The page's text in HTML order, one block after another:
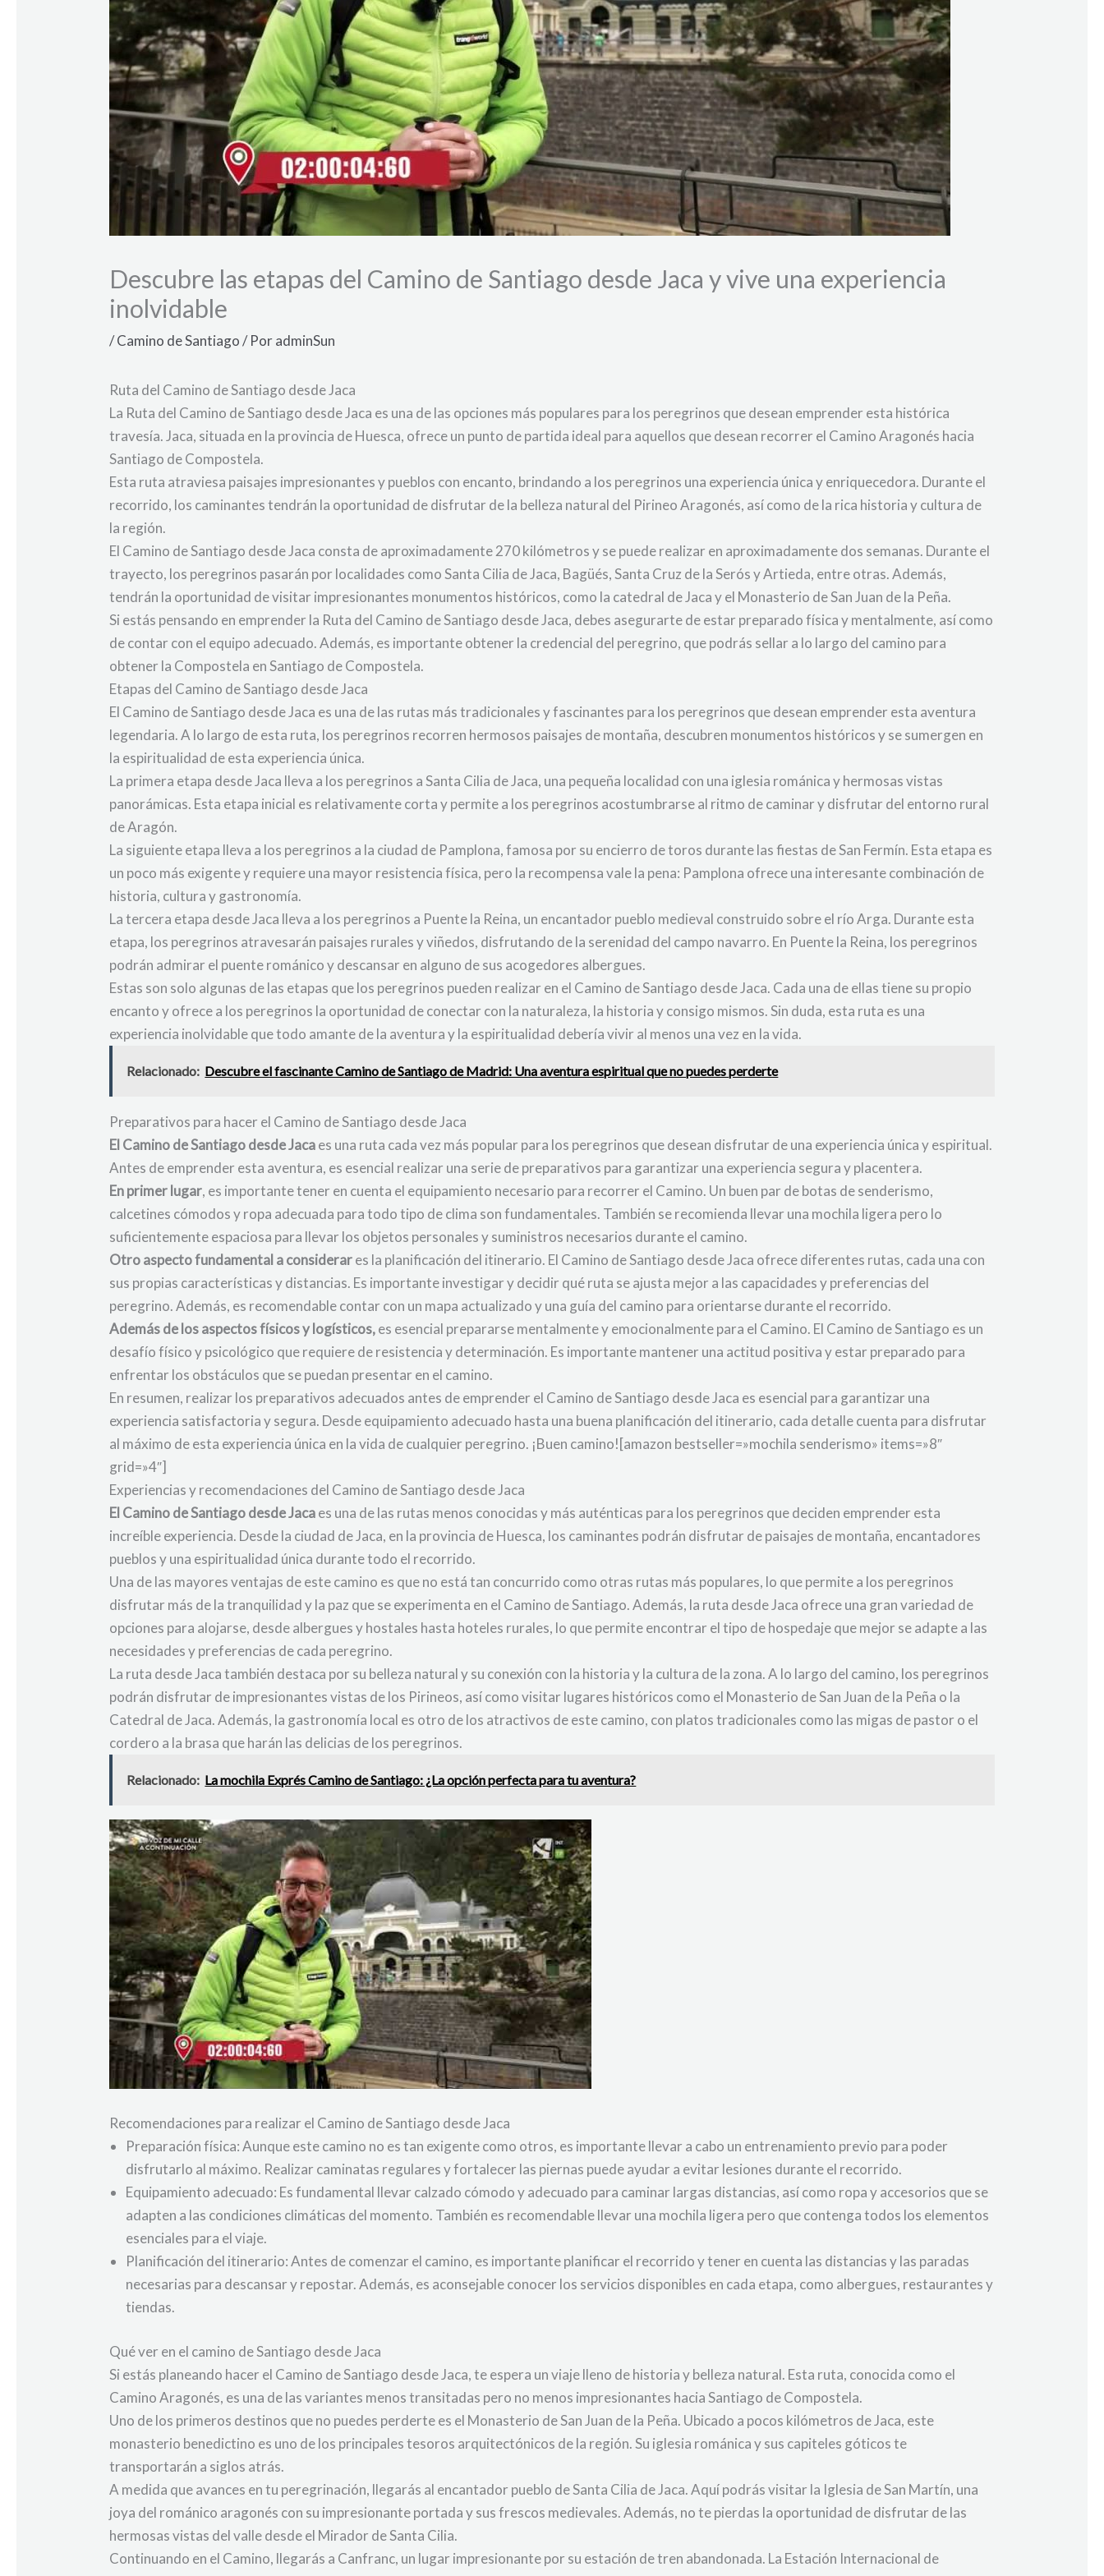
Descubre las etapas del Camino de Santiago desde Jaca y vive una experiencia
inolvidable
/Camino de Santiago/ PoradminSun
Ruta del Camino de Santiago desde Jaca
La Ruta del Camino de Santiago desde Jaca es una de las opciones más populares para los peregrinos que desean emprender esta histórica
travesía. Jaca, situada en la provincia de Huesca, ofrece un punto de partida ideal para aquellos que desean recorrer el Camino Aragonés hacia
Santiago de Compostela.
Esta ruta atraviesa paisajes impresionantes y pueblos con encanto, brindando a los peregrinos una experiencia única y enriquecedora. Durante el
recorrido, los caminantes tendrán la oportunidad de disfrutar de la belleza natural del Pirineo Aragonés, así como de la rica historia y cultura de
la región.
El Camino de Santiago desde Jaca consta de aproximadamente 270 kilómetros y se puede realizar en aproximadamente dos semanas. Durante el
trayecto, los peregrinos pasarán por localidades como Santa Cilia de Jaca, Bagüés, Santa Cruz de la Serós y Artieda, entre otras. Además,
tendrán la oportunidad de visitar impresionantes monumentos históricos, como la catedral de Jaca y el Monasterio de San Juan de la Peña.
Si estás pensando en emprender la Ruta del Camino de Santiago desde Jaca, debes asegurarte de estar preparado física y mentalmente, así como
de contar con el equipo adecuado. Además, es importante obtener la credencial del peregrino, que podrás sellar a lo largo del camino para
obtener la Compostela en Santiago de Compostela.
Etapas del Camino de Santiago desde Jaca
El Camino de Santiago desde Jaca es una de las rutas más tradicionales y fascinantes para los peregrinos que desean emprender esta aventura
legendaria. A lo largo de esta ruta, los peregrinos recorren hermosos paisajes de montaña, descubren monumentos históricos y se sumergen en
la espiritualidad de esta experiencia única.
La primera etapa desde Jaca lleva a los peregrinos a Santa Cilia de Jaca, una pequeña localidad con una iglesia románica y hermosas vistas
panorámicas. Esta etapa inicial es relativamente corta y permite a los peregrinos acostumbrarse al ritmo de caminar y disfrutar del entorno rural
de Aragón.
La siguiente etapa lleva a los peregrinos a la ciudad de Pamplona, famosa por su encierro de toros durante las fiestas de San Fermín. Esta etapa es
un poco más exigente y requiere una mayor resistencia física, pero la recompensa vale la pena: Pamplona ofrece una interesante combinación de
historia, cultura y gastronomía.
La tercera etapa desde Jaca lleva a los peregrinos a Puente la Reina, un encantador pueblo medieval construido sobre el río Arga. Durante esta
etapa, los peregrinos atravesarán paisajes rurales y viñedos, disfrutando de la serenidad del campo navarro. En Puente la Reina, los peregrinos
podrán admirar el puente románico y descansar en alguno de sus acogedores albergues.
Estas son solo algunas de las etapas que los peregrinos pueden realizar en el Camino de Santiago desde Jaca. Cada una de ellas tiene su propio
encanto y ofrece a los peregrinos la oportunidad de conectar con la naturaleza, la historia y consigo mismos. Sin duda, esta ruta es una
experiencia inolvidable que todo amante de la aventura y la espiritualidad debería vivir al menos una vez en la vida.
Relacionado: Descubre el fascinante Camino de Santiago de Madrid: Una aventura espiritual que no puedes perderte
Preparativos para hacer el Camino de Santiago desde Jaca
El Camino de Santiago desde Jacaes una ruta cada vez más popular para los peregrinos que desean disfrutar de una experiencia única y espiritual.
Antes de emprender esta aventura, es esencial realizar una serie de preparativos para garantizar una experiencia segura y placentera.
En primer lugar, es importante tener en cuenta el equipamiento necesario para recorrer el Camino. Un buen par de botas de senderismo,
calcetines cómodos y ropa adecuada para todo tipo de clima son fundamentales. También se recomienda llevar una mochila ligera pero lo
suficientemente espaciosa para llevar los objetos personales y suministros necesarios durante el camino.
Otro aspecto fundamental a considerares la planificación del itinerario. El Camino de Santiago desde Jaca ofrece diferentes rutas, cada una con
sus propias características y distancias. Es importante investigar y decidir qué ruta se ajusta mejor a las capacidades y preferencias del
peregrino. Además, es recomendable contar con un mapa actualizado y una guía del camino para orientarse durante el recorrido.
Además de los aspectos físicos y logísticos,es esencial prepararse mentalmente y emocionalmente para el Camino. El Camino de Santiago es un
desafío físico y psicológico que requiere de resistencia y determinación. Es importante mantener una actitud positiva y estar preparado para
enfrentar los obstáculos que se puedan presentar en el camino.
En resumen, realizar los preparativos adecuados antes de emprender el Camino de Santiago desde Jaca es esencial para garantizar una
experiencia satisfactoria y segura. Desde equipamiento adecuado hasta una buena planificación del itinerario, cada detalle cuenta para disfrutar
al máximo de esta experiencia única en la vida de cualquier peregrino. ¡Buen camino![amazon bestseller=»mochila senderismo» items=»8″
grid=»4″]
Experiencias y recomendaciones del Camino de Santiago desde Jaca
El Camino de Santiago desde Jacaes una de las rutas menos conocidas y más auténticas para los peregrinos que deciden emprender esta
increíble experiencia. Desde la ciudad de Jaca, en la provincia de Huesca, los caminantes podrán disfrutar de paisajes de montaña, encantadores
pueblos y una espiritualidad única durante todo el recorrido.
Una de las mayores ventajas de este camino es que no está tan concurrido como otras rutas más populares, lo que permite a los peregrinos
disfrutar más de la tranquilidad y la paz que se experimenta en el Camino de Santiago. Además, la ruta desde Jaca ofrece una gran variedad de
opciones para alojarse, desde albergues y hostales hasta hoteles rurales, lo que permite encontrar el tipo de hospedaje que mejor se adapte a las
necesidades y preferencias de cada peregrino.
La ruta desde Jaca también destaca por su belleza natural y su conexión con la historia y la cultura de la zona. A lo largo del camino, los peregrinos
podrán disfrutar de impresionantes vistas de los Pirineos, así como visitar lugares históricos como el Monasterio de San Juan de la Peña o la
Catedral de Jaca. Además, la gastronomía local es otro de los atractivos de este camino, con platos tradicionales como las migas de pastor o el
cordero a la brasa que harán las delicias de los peregrinos.
Relacionado: La mochila Exprés Camino de Santiago: ¿La opción perfecta para tu aventura?
Recomendaciones para realizar el Camino de Santiago desde Jaca
Preparación física: Aunque este camino no es tan exigente como otros, es importante llevar a cabo un entrenamiento previo para poder
disfrutarlo al máximo. Realizar caminatas regulares y fortalecer las piernas puede ayudar a evitar lesiones durante el recorrido.
Equipamiento adecuado: Es fundamental llevar calzado cómodo y adecuado para caminar largas distancias, así como ropa y accesorios que se
adapten a las condiciones climáticas del momento. También es recomendable llevar una mochila ligera pero que contenga todos los elementos
esenciales para el viaje.
Planificación del itinerario: Antes de comenzar el camino, es importante planificar el recorrido y tener en cuenta las distancias y las paradas
necesarias para descansar y repostar. Además, es aconsejable conocer los servicios disponibles en cada etapa, como albergues, restaurantes y
tiendas.
Qué ver en el camino de Santiago desde Jaca
Si estás planeando hacer el Camino de Santiago desde Jaca, te espera un viaje lleno de historia y belleza natural. Esta ruta, conocida como el
Camino Aragonés, es una de las variantes menos transitadas pero no menos impresionantes hacia Santiago de Compostela.
Uno de los primeros destinos que no puedes perderte es el Monasterio de San Juan de la Peña. Ubicado a pocos kilómetros de Jaca, este
monasterio benedictino es uno de los principales tesoros arquitectónicos de la región. Su iglesia románica y sus capiteles góticos te
transportarán a siglos atrás.
A medida que avances en tu peregrinación, llegarás al encantador pueblo de Santa Cilia de Jaca. Aquí podrás visitar la Iglesia de San Martín, una
joya del románico aragonés con su impresionante portada y sus frescos medievales. Además, no te pierdas la oportunidad de disfrutar de las
hermosas vistas del valle desde el Mirador de Santa Cilia.
Continuando en el Camino, llegarás a Canfranc, un lugar impresionante por su estación de tren abandonada. La Estación Internacional de